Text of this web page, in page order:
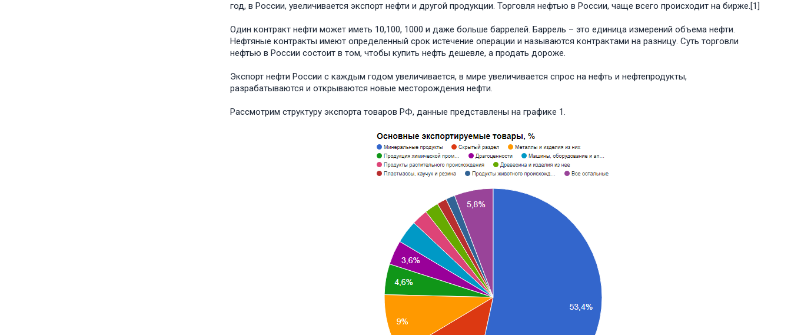
год, в России, увеличивается экспорт нефти и другой продукции. Торговля нефтью в России, чаще всего происходит на бирже.[1]
Один контракт нефти может иметь 10,100, 1000 и даже больше баррелей. Баррель – это единица измерений объема нефти.
Нефтяные контракты имеют определенный срок истечение операции и называются контрактами на разницу. Суть торговли
нефтью в России состоит в том, чтобы купить нефть дешевле, а продать дороже.
Экспорт нефти России с каждым годом увеличивается, в мире увеличивается спрос на нефть и нефтепродукты,
разрабатываются и открываются новые месторождения нефти.
Рассмотрим структуру экспорта товаров РФ, данные представлены на графике 1.